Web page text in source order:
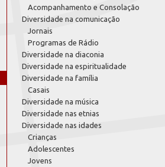
Acompanhamento e Consolação
Diversidade na comunicação
Jornais
Programas de Rádio
Diversidade na diaconia
Diversidade na espiritualidade
Diversidade na família
Casais
Diversidade na música
Diversidade nas etnias
Diversidade nas idades
Crianças
Adolescentes
Jovens